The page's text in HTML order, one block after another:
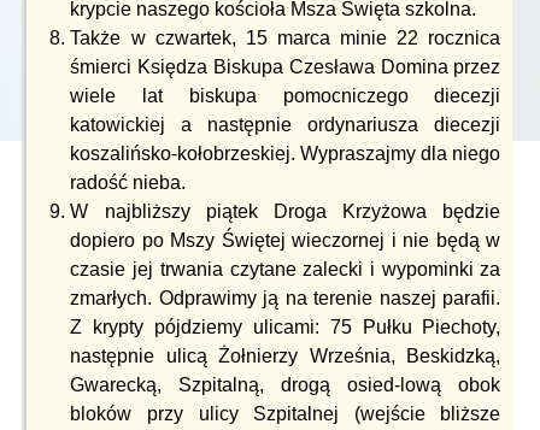
krypcie naszego kościoła Msza Święta szkolna.
Także w czwartek, 15 marca minie 22 rocznica
śmierci Księdza Biskupa Czesława Domina przez
wiele lat biskupa pomocniczego diecezji
katowickiej a następnie ordynariusza diecezji
koszalińsko-kołobrzeskiej. Wypraszajmy dla niego
radość nieba.
W najbliższy piątek Droga Krzyżowa będzie
dopiero po Mszy Świętej wieczornej i nie będą w
czasie jej trwania czytane zalecki i wypominki za
zmarłych. Odprawimy ją na terenie naszej parafii.
Z krypty pójdziemy ulicami: 75 Pułku Piechoty,
następnie ulicą Żołnierzy Września, Beskidzką,
Gwarecką, Szpitalną, drogą osied-lową obok
bloków przy ulicy Szpitalnej (wejście bliższe